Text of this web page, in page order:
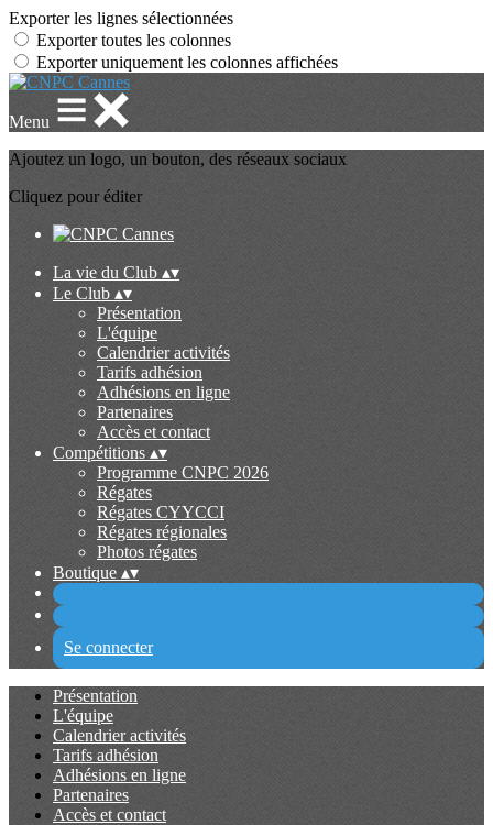
Exporter les lignes sélectionnées
Exporter toutes les colonnes
Exporter uniquement les colonnes affichées
Menu
Ajoutez un logo, un bouton, des réseaux sociaux
Cliquez pour éditer
La vie du Club ▴▾
Le Club ▴▾
Présentation
L'équipe
Calendrier activités
Tarifs adhésion
Adhésions en ligne
Partenaires
Accès et contact
Compétitions ▴▾
Programme CNPC 2026
Régates
Régates CYYCCI
Régates régionales
Photos régates
Boutique ▴▾
Se connecter
Présentation
L'équipe
Calendrier activités
Tarifs adhésion
Adhésions en ligne
Partenaires
Accès et contact